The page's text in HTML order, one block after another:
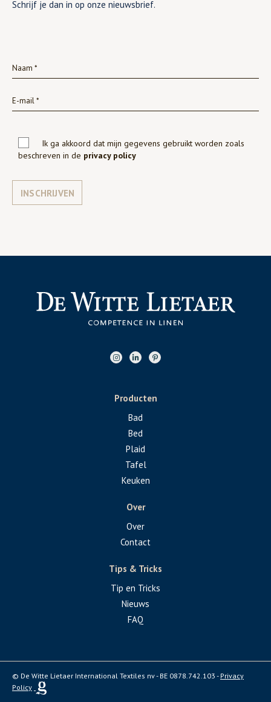
Schrijf je dan in op onze nieuwsbrief.
Ik ga akkoord dat mijn gegevens gebruikt worden zoals
beschreven in de privacy policy
INSCHRIJVEN
Producten
Bad
Bed
Plaid
Tafel
Keuken
Over
Over
Contact
Tips & Tricks
Tip en Tricks
Nieuws
FAQ
© De Witte Lietaer International Textiles nv - BE 0878.742.103 - Privacy
Policy